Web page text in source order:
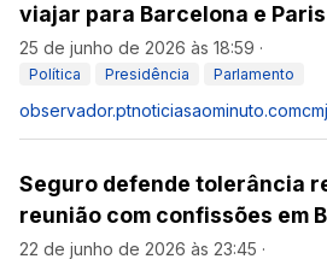
viajar para Barcelona e Paris
25 de junho de 2026 às 18:59 ·
Política Presidência Parlamento
observador.ptnoticiasaominuto.com
Seguro defende tolerância
reunião com confissões em
22 de junho de 2026 às 23:45 ·